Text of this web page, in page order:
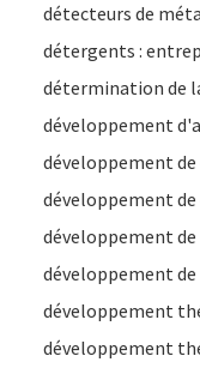
détecteurs de
détergents :
développement
développement
développement
développement
développement
développement
développement